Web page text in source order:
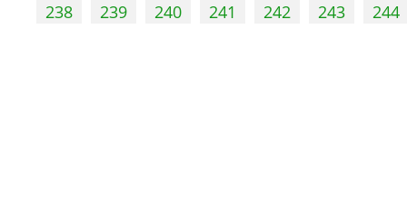
238
239 240 241 242 243 244